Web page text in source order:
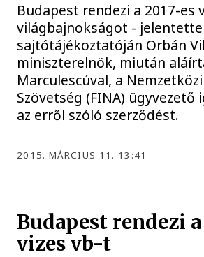
Budapest rendezi a 2017-es
világbajnokságot -
sajtótájékoztatóján Orbán
miniszterelnök, miután
Marculescúval, a
Szövetség (FINA) ügyvezető
az erről szóló szerződést.
2015. MÁRCIUS 11. 13:41
Budapest rendezi a
vizes vb-t